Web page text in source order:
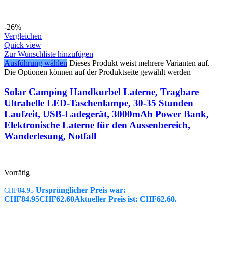
-26%
Vergleichen
Quick view
Zur Wunschliste hinzufügen
Ausführung wählen Dieses Produkt weist mehrere Varianten auf.
Die Optionen können auf der Produktseite gewählt werden
Solar Camping Handkurbel Laterne, Tragbare
Ultrahelle LED-Taschenlampe, 30-35 Stunden
Laufzeit, USB-Ladegerät, 3000mAh Power Bank,
Elektronische Laterne für den Aussenbereich,
Wanderlesung, Notfall
Vorrätig
CHF84.95 Ursprünglicher Preis war:
CHF84.95CHF62.60Aktueller Preis ist: CHF62.60.